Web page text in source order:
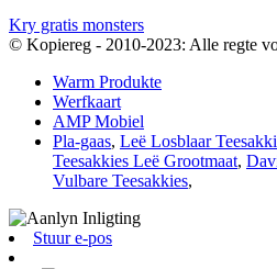
Kry gratis monsters
© Kopiereg - 2010-2023: Alle regte
Warm Produkte
Werfkaart
AMP Mobiel
Pla-gaas, Leë Losblaar
Teesakkies Leë Grootmaat,
Vulbare Teesakkies,
Stuur e-pos